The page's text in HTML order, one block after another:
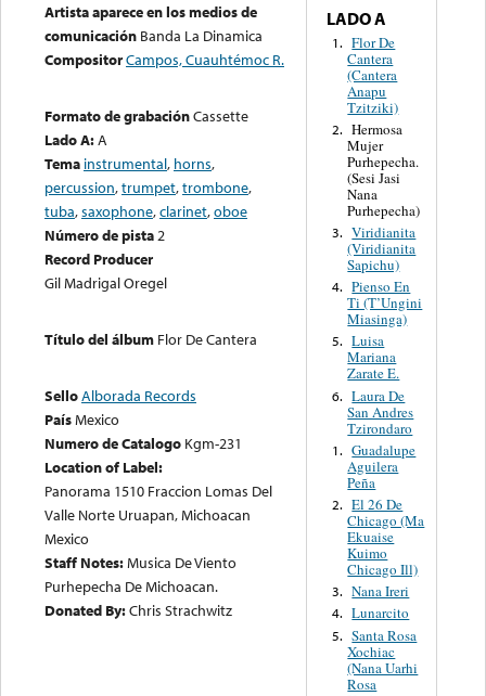
Artista aparece en los medios de
comunicación Banda La Dinamica
CompositorCampos, Cuauhtémoc R.
Formato de grabaciónCassette
Lado A:A
Tema instrumental, horns,
percussion,trumpet,trombone,
tuba,saxophone,clarinet,oboe
Número de pista2
Record Producer
Gil Madrigal Oregel
Título del álbum Flor De Cantera
SelloAlborada Records
PaísMexico
Numero de Catalogo Kgm-231
Location of Label:
Panorama 1510 Fraccion Lomas Del
Valle Norte Uruapan, Michoacan
Mexico
Staff Notes:Musica De Viento
Purhepecha De Michoacan.
Donated By:Chris Strachwitz
LADO A
1. Flor De
Cantera
(Cantera
Anapu
Tzitziki)
2. Hermosa
Mujer
Purhepecha.
(Sesi Jasi
Nana
Purhepecha)
3. Viridianita
(Viridianita
Sapichu)
4. Pienso En
Ti (T’Ungini
Miasinga)
5. Luisa
Mariana
Zarate E.
6. Laura De
San Andres
Tzirondaro
1. Guadalupe
Aguilera
Peña
2. El 26 De
Chicago (Ma
Ekuaise
Kuimo
Chicago Ill)
3. Nana Ireri
4. Lunarcito
5. Santa Rosa
Xochiac
(Nana Uarhi
Rosa